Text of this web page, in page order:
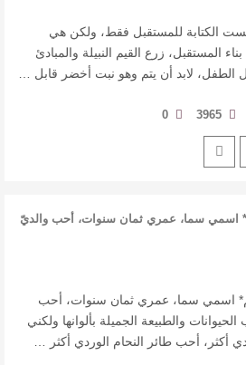
ليست الكتابة للمستقبل فقط، ولكن هي
المستقبل، زرع القيم النبيلة والمبادئ
الطفل، لابد أن يتم وهو نبت أخضر قابل …
3965
0
اسمي سما، عمري ثمان سنوات، أحب والديّ
وا …
اسمي سما، عمري ثمان سنوات، أحب
والطبيعة الجميلة بألوانها ولكني
أكثر، أحب طائر النحام الوردي أكثر …